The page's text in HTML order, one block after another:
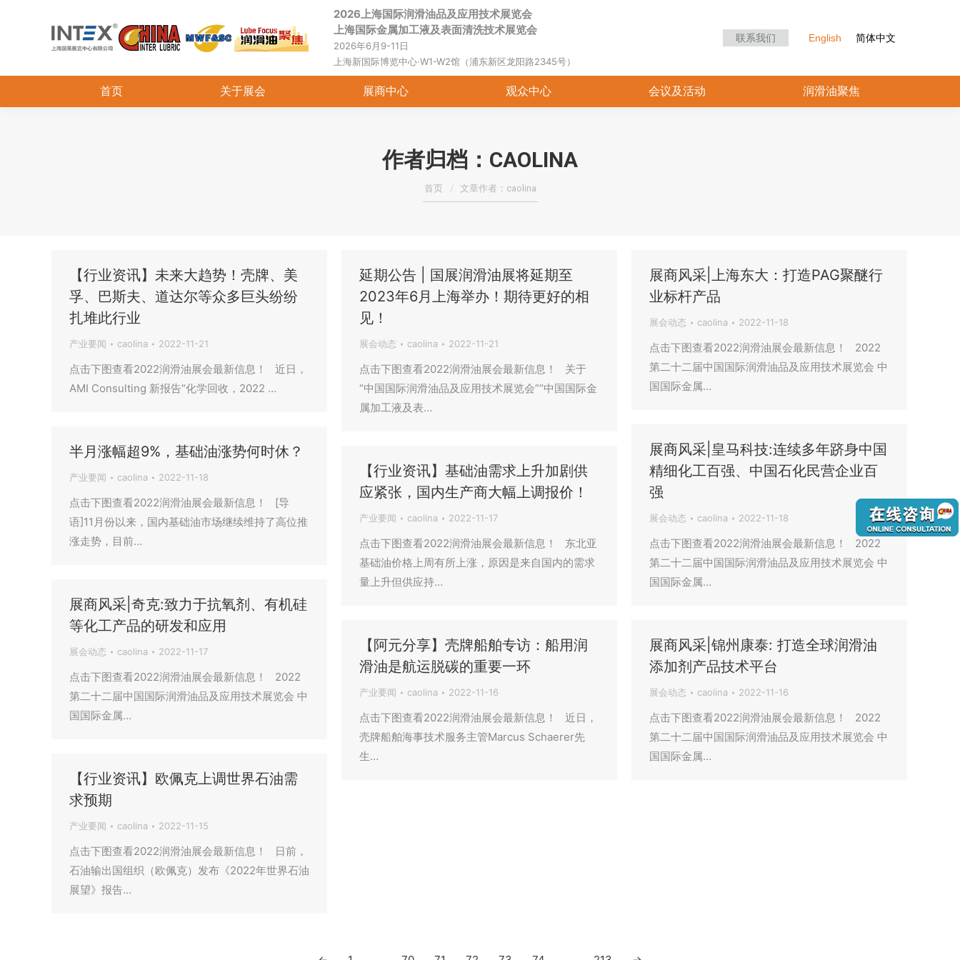
2026上海国际润滑油品及应用技术展览会
上海国际金属加工液及表面清洗技术展览会
2026年6月9-11日
上海新国际博览中心·W1-W2馆（浦东新区龙阳路2345号）
联系我们 English 简体中文
首页 关于展会 展商中心 观众中心 会议及活动 润滑油聚焦
作者归档： CAOLINA
您在这里：
首页 文章作者：caolina
【行业资讯】未来大趋势！壳牌、美
孚、巴斯夫、道达尔等众多巨头纷纷
扎堆此行业
产业要闻 caolina 2022-11-21
点击下图查看2022润滑油展会最新信息！ 近日，
AMI Consulting 新报告“化学回收，2022 …
延期公告 | 国展润滑油展将延期至
2023年6月上海举办！期待更好的相
见！
展会动态 caolina 2022-11-21
点击下图查看2022润滑油展会最新信息！ 关于
“中国国际润滑油品及应用技术展览会”“中国国际金
属加工液及表…
展商风采|上海东大：打造PAG聚醚行
业标杆产品
展会动态 caolina 2022-11-18
点击下图查看2022润滑油展会最新信息！ 2022
第二十二届中国国际润滑油品及应用技术展览会 中
国国际金属…
展商风采|皇马科技:连续多年跻身中国
精细化工百强、中国石化民营企业百
强
展会动态 caolina 2022-11-18
点击下图查看2022润滑油展会最新信息！ 2022
第二十二届中国国际润滑油品及应用技术展览会 中
国国际金属…
半月涨幅超9%，基础油涨势何时休？
产业要闻 caolina 2022-11-18
点击下图查看2022润滑油展会最新信息！ [导
语]11月份以来，国内基础油市场继续维持了高位推
涨走势，目前…
【行业资讯】基础油需求上升加剧供
应紧张，国内生产商大幅上调报价！
产业要闻 caolina 2022-11-17
点击下图查看2022润滑油展会最新信息！ 东北亚
基础油价格上周有所上涨，原因是来自国内的需求
量上升但供应持…
展商风采|奇克:致力于抗氧剂、有机硅
等化工产品的研发和应用
展会动态 caolina 2022-11-17
点击下图查看2022润滑油展会最新信息！ 2022
第二十二届中国国际润滑油品及应用技术展览会 中
国国际金属…
【阿元分享】壳牌船舶专访：船用润
滑油是航运脱碳的重要一环
产业要闻 caolina 2022-11-16
点击下图查看2022润滑油展会最新信息！ 近日，
壳牌船舶海事技术服务主管Marcus Schaerer先
生…
展商风采|锦州康泰: 打造全球润滑油
添加剂产品技术平台
展会动态 caolina 2022-11-16
点击下图查看2022润滑油展会最新信息！ 2022
第二十二届中国国际润滑油品及应用技术展览会 中
国国际金属…
【行业资讯】欧佩克上调世界石油需
求预期
产业要闻 caolina 2022-11-15
点击下图查看2022润滑油展会最新信息！ 日前，
石油输出国组织（欧佩克）发布《2022年世界石油
展望》报告…
首页 关于展会 展商中心